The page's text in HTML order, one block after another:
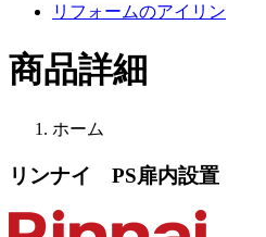
リフォームのアイリン
商品詳細
ホーム
リンナイ PS扉内設置